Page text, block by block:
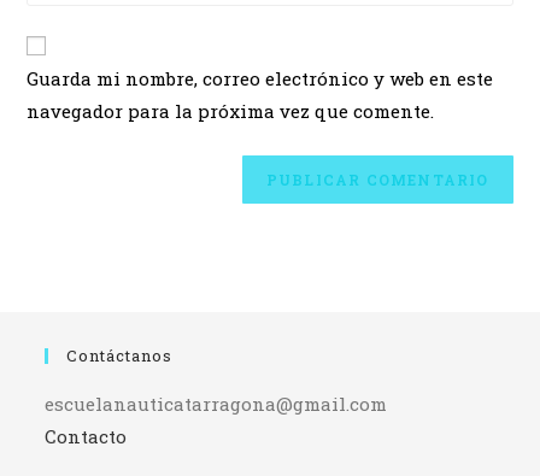
Guarda mi nombre, correo electrónico y web en este
navegador para la próxima vez que comente.
Contáctanos
escuelanauticatarragona@gmail.com
Contacto